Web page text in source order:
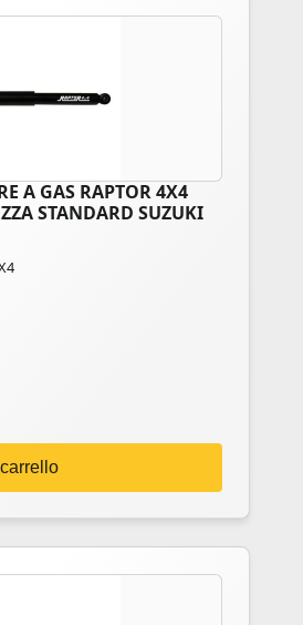
A GAS RAPTOR 4X4
STANDARD SUZUKI